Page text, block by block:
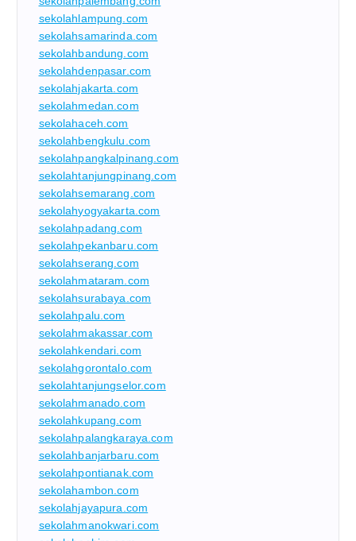
sekolahlampung.com
sekolahsamarinda.com
sekolahbandung.com
sekolahdenpasar.com
sekolahjakarta.com
sekolahmedan.com
sekolahaceh.com
sekolahbengkulu.com
sekolahpangkalpinang.com
sekolahtanjungpinang.com
sekolahsemarang.com
sekolahyogyakarta.com
sekolahpadang.com
sekolahpekanbaru.com
sekolahserang.com
sekolahmataram.com
sekolahsurabaya.com
sekolahpalu.com
sekolahmakassar.com
sekolahkendari.com
sekolahgorontalo.com
sekolahtanjungselor.com
sekolahmanado.com
sekolahkupang.com
sekolahpalangkaraya.com
sekolahbanjarbaru.com
sekolahpontianak.com
sekolahambon.com
sekolahjayapura.com
sekolahmanokwari.com